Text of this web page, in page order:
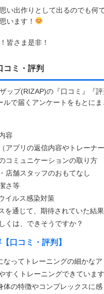
い出作りとして出るのでも何
います！
皆さま是非！
コミ・評判
ップ(RIZAP)の『口コミ』『
で届くアンケートをもとにま
容
アプリの返信内容やトレーナ
コミュニケーションの取り方
店舗スタッフのおもてなし
さ等
イルス感染対策
を通じて、期待されていた結
くは、できそうですか？
口コミ・評判】
なってトレーニングの細かなア
すくトレーニングできています
体の特徴やコンプレックスに